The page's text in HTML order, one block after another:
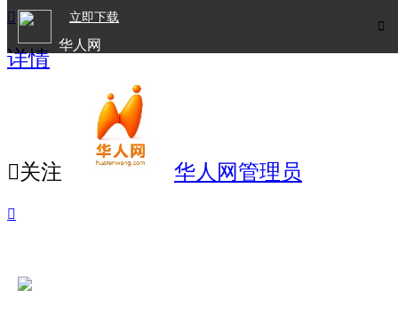

立即下载
华人网

详情
关注 华人网管理员
